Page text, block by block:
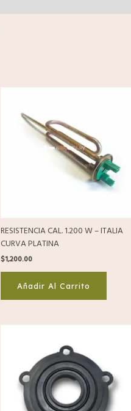
RESISTENCIA CAL. 1.200 W – ITALIA
CURVA PLATINA
$1,200.00
Añadir Al Carrito